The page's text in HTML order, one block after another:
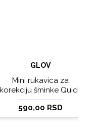
GLOV
Mini rukavica za
korekciju šminke Quick
Treat Bouncy Blue
590,00 RSD